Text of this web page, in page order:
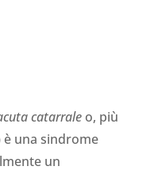
catarraleo, più
è una sindrome
un